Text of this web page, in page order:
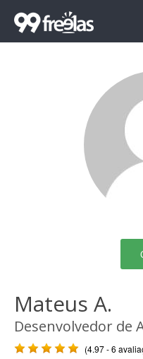
Mateus A.
Desenvolvedor de
(4.97 - 6